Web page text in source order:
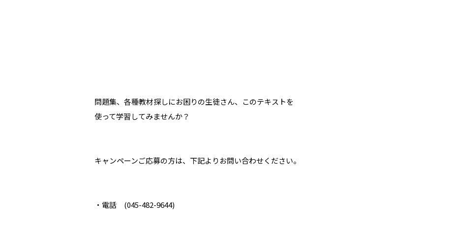
問題集、各種教材探しにお困りの生徒さん、このテキストを
使って学習してみませんか？
キャンペーンご応募の方は、下記よりお問い合わせください。
・電話 (045-482-9644)